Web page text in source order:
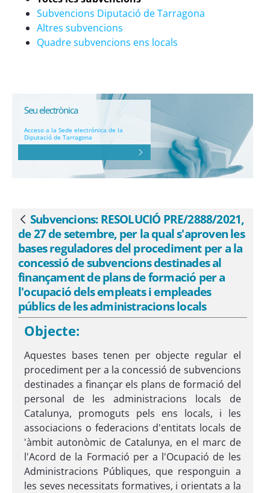
finançament de plans de formació per a
l&#39;ocupació dels empleats i
empleades públics de les
Subvencions Diputació de Tarragona
Altres subvencions
Quadre subvencions ens locals
Seu electrònica
Acceso a la Sede electrónica de la
Diputació de Tarragona
Atrás
Subvencions: RESOLUCIÓ PRE/2888/2021,
de 27 de setembre, per la qual s'aproven les
bases reguladores del procediment per a la
concessió de subvencions destinades al
finançament de plans de formació per a
l'ocupació dels empleats i empleades
públics de les administracions locals
Objecte:
Aquestes bases tenen per objecte regular el
procediment per a la concessió de subvencions
destinades a finançar els plans de formació del
personal de les administracions locals de
Catalunya, promoguts pels ens locals, i les
associacions o federacions d'entitats locals de
'àmbit autonòmic de Catalunya, en el marc de
l'Acord de la Formació per a l'Ocupació de les
Administracions Públiques, que responguin a
les seves necessitats formatives, i orientats a la